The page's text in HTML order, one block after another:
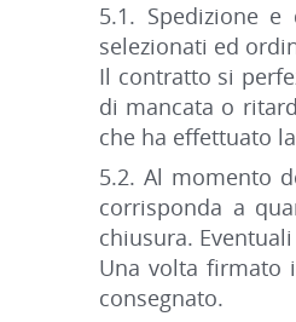
5.1. Spedizione
selezionati ed
Il contratto si
di mancata o
che ha effettuato
5.2. Al momento
corrisponda a
chiusura.
Una volta firmato
consegnato.